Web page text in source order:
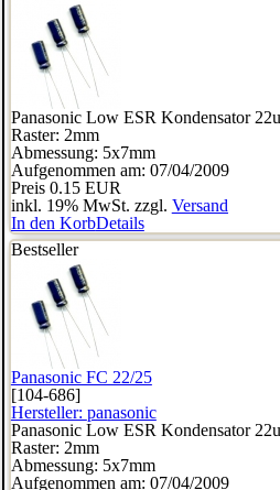
Panasonic Low ESR Kondensator
Raster: 2mm
Abmessung: 5x7mm
Aufgenommen am: 07/04/2009
Preis 0.15 EUR
inkl. 19% MwSt. zzgl. Versand
In den KorbDetails
Bestseller
Panasonic FC 22/25
[104-686]
Hersteller: panasonic
Panasonic Low ESR Kondensator
Raster: 2mm
Abmessung: 5x7mm
Aufgenommen am: 07/04/2009